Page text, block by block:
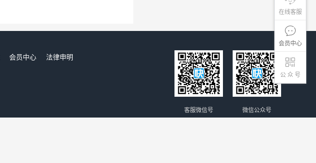
在线客服
会员中心
公 众 号
会员中心
法律申明
微信公众号
客服微信号